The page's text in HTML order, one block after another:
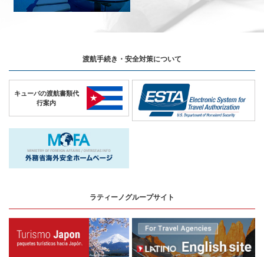
ラティーノグループサイト
渡航手続き・安全対策について
キューバの渡航書類代
行案内